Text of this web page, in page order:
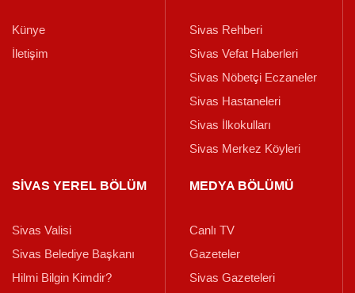
Künye
İletişim
Sivas Rehberi
Sivas Vefat Haberleri
Sivas Nöbetçi Eczaneler
Sivas Hastaneleri
Sivas İlkokulları
Sivas Merkez Köyleri
SİVAS YEREL BÖLÜM
Sivas Valisi
Sivas Belediye Başkanı
Hilmi Bilgin Kimdir?
MEDYA BÖLÜMÜ
Canlı TV
Gazeteler
Sivas Gazeteleri